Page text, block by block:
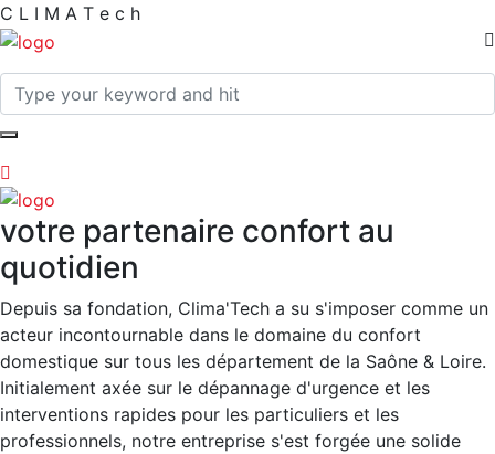
C L I M A T e c h
votre partenaire confort au
quotidien
Depuis sa fondation, Clima'Tech a su s'imposer comme un
acteur incontournable dans le domaine du confort
domestique sur tous les département de la Saône & Loire.
Initialement axée sur le dépannage d'urgence et les
interventions rapides pour les particuliers et les
professionnels, notre entreprise s'est forgée une solide